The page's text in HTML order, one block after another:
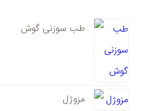
طب سوزنی گوش
مزوژل